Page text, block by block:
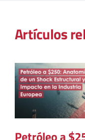
Artículos
La Geopolítica